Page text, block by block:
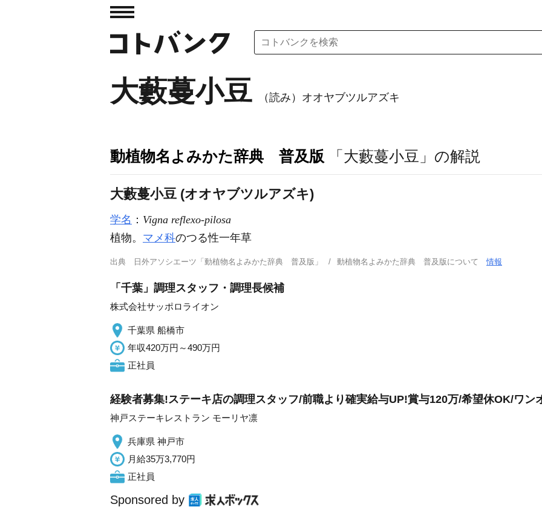
大藪蔓小豆 （読み）オオヤブツルアズキ
動植物名よみかた辞典 普及版 「大藪蔓小豆」の解説
大藪蔓小豆 (オオヤブツルアズキ)
学名 ： Vigna reflexo‐pilosa
植物。 マメ科のつる性一年草
出典 日外アソシエーツ「動植物名よみかた辞典 普及版」 動植物名よみかた辞典 普及版について情報
「千葉」調理スタッフ・調理長候補
株式会社サッポロライオン
千葉県 船橋市
年収420万円～490万円
正社員
経験者募集!ステーキ店の調理スタッフ/前職より確実給与UP!賞与120万/希望休OK/ワン
神戸ステーキレストラン モーリヤ凛
兵庫県 神戸市
月給35万3,770円
正社員
Sponsored by